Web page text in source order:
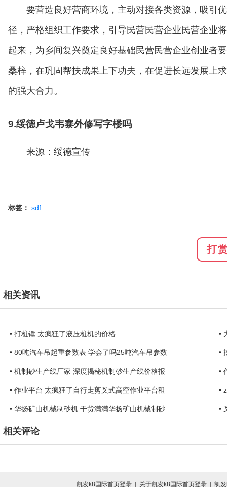
要营造良好营商环境，主动对接各类资源，吸引
径，严格组织工作要求，引导民营民营企业民营企业
起来，为乡间复兴奠定良好基础民营民营企业创业者
桑梓，在巩固帮扶成果上下功夫，在促进长远发展上
的强大合力。
9.绥德卢戈韦寨外修写字楼吗
来源：绥德宣传
标签： sdf
打
相关资讯
• 打桩锤 太疯狂了液压桩机的价格 •
• 80吨汽车吊起重参数表 学会了吗25吨汽车吊参数 •
• 机制砂生产线厂家 深度揭秘机制砂生产线价格报 •
• 作业平台 太疯狂了自行走剪叉式高空作业平台租 •
• 华扬矿山机械制砂机 干货满满华扬矿山机械制砂 •
相关评论
凯发k8国际首页登录 关于凯发k8国际首页登录 凯